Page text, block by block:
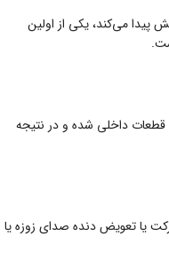
می‌کند، یکی از اولین
داخلی شده و در نتیجه
یا تعویض دنده صدای زوزه یا